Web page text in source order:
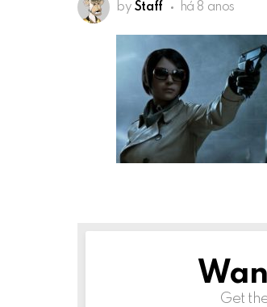
by Staff há 8 anos
NEWSLETTER
Get